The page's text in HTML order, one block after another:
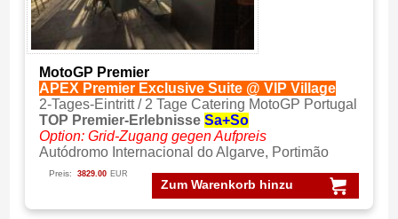
MotoGP Premier
APEX Premier Exclusive Suite @ VIP Village
2-Tages-Eintritt / 2 Tage Catering MotoGP Portugal
TOP Premier-Erlebnisse Sa+So
Option: Grid-Zugang gegen Aufpreis
Autódromo Internacional do Algarve, Portimão
Zum Warenkorb hinzu
Preis: 3829.00 EUR